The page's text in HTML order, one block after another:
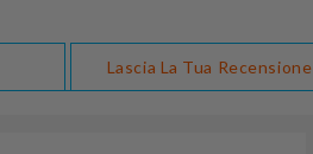
Lascia La Tua Recensione